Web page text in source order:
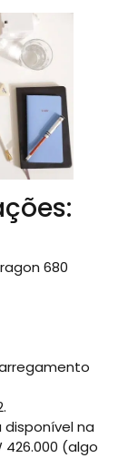
680
na
426.000 (algo